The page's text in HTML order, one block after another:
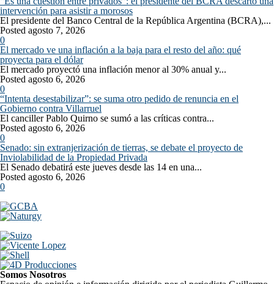
intervención para asistir a morosos
El presidente del Banco Central de la República Argentina (BCRA),...
Posted agosto 7, 2026
0
El mercado ve una inflación a la baja para el resto del año: qué
proyecta para el dólar
El mercado proyectó una inflación menor al 30% anual y...
Posted agosto 6, 2026
0
“Intenta desestabilizar”: se suma otro pedido de renuncia en el
Gobierno contra Villarruel
El canciller Pablo Quirno se sumó a las críticas contra...
Posted agosto 6, 2026
0
Senado: sin extranjerización de tierras, se debate el proyecto de
Inviolabilidad de la Propiedad Privada
El Senado debatirá este jueves desde las 14 en una...
Posted agosto 6, 2026
0
Somos Nosotros